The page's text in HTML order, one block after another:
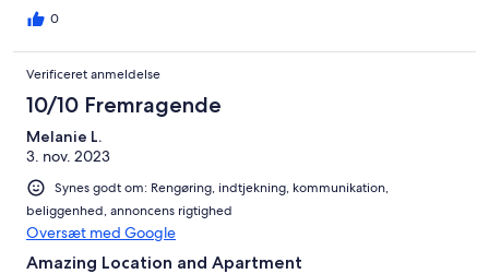
0
Verificeret anmeldelse
10/10 Fremragende
Melanie L.
3. nov. 2023
Synes godt om: Rengøring, indtjekning, kommunikation,
beliggenhed, annoncens rigtighed
Oversæt med Google
Amazing Location and Apartment